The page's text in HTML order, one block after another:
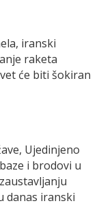
iranski
raketa
će biti šokiran
Ujedinjeno
i brodovi u
danas iranski